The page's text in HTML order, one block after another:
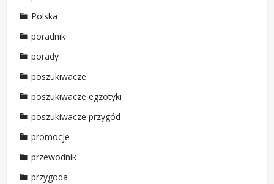
Polska
poradnik
porady
poszukiwacze
poszukiwacze egzotyki
poszukiwacze przygód
promocje
przewodnik
przygoda